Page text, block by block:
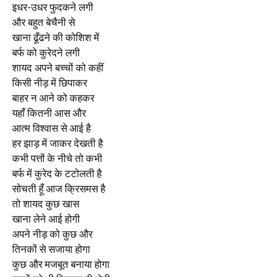
इधर-उधर फुदकने लगी
और बहुत बेचैनी से
खाना ढूँढने की कोशिश में
बर्फ को कुरेदने लगी
शायद अपने बच्चों को कहीं
किसी नीड़ में छिपाकर
बाहर न आने को कहकर
यहाँ कितनी आस और
आत्म विश्वास से आई है
हर झाड़ में जाकर देखती है
कभी पत्तों के नीचे तो कभी
बर्फ में कुरेद के टटोलती है
सोचती हूँ आज क्रिसमस है
तो शायद कुछ खास
खाना लेने आई होगी
अपने नीड़ को कुछ और
तिनकों से सजाया होगा
कुछ और मजबूत बनाया होगा